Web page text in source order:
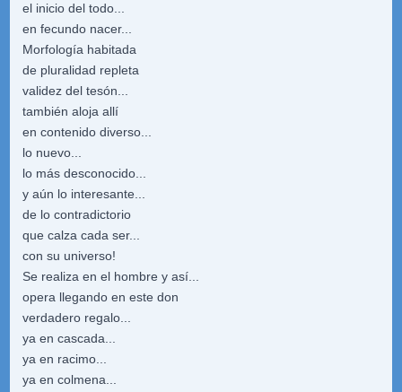
el inicio del todo...
en fecundo nacer...
Morfología habitada
de pluralidad repleta
validez del tesón...
también aloja allí
en contenido diverso...
lo nuevo...
lo más desconocido...
y aún lo interesante...
de lo contradictorio
que calza cada ser...
con su universo!
Se realiza en el hombre y así...
opera llegando en este don
verdadero regalo...
ya en cascada...
ya en racimo...
ya en colmena...